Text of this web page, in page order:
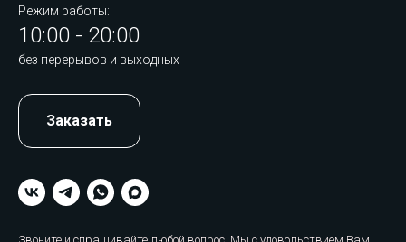
Режим работы:
10:00 - 20:00
без перерывов и выходных
Заказать